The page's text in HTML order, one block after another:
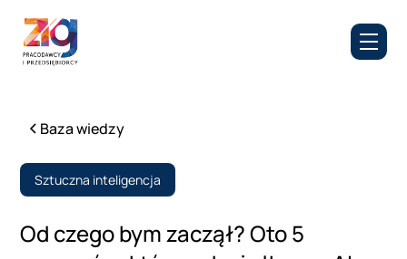
Baza wiedzy
Sztuczna inteligencja
Od czego bym zaczął? Oto 5